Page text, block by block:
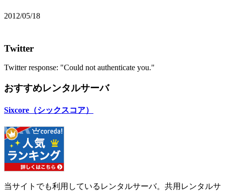
2012/05/18
Twitter
Twitter response: "Could not authenticate you."
おすすめレンタルサーバ
Sixcore（シックスコア）
当サイトでも利用しているレンタルサーバ。共用レンタルサ